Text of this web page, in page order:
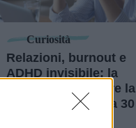
Curiosità
Relazioni, burnout e
ADHD invisibile: la
storia di chi scopre la
neurodivergenza a 30